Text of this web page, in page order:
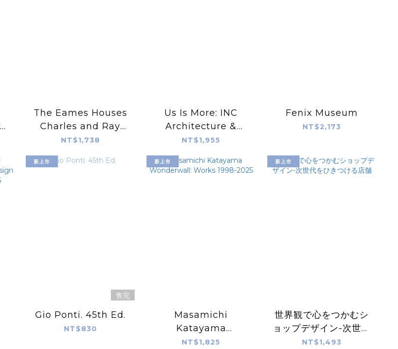
The Eames Houses
Charles and Ray
Eames Residential
Architecture
NT$1,738
Us Is More: INC
Architecture &
Design
NT$1,955
Fenix Museum
NT$2,173
新上市
售完
Gio Ponti. 45th Ed.
NT$830
新上市
Masamichi
Katayama
Wonderwall: Works
NT$1,825
新上市
世界観で心をつかむシ
ョップデザイン-次世代
をひきつける店舗
NT$1,493